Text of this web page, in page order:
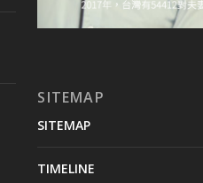
SITEMAP
SITEMAP
TIMELINE